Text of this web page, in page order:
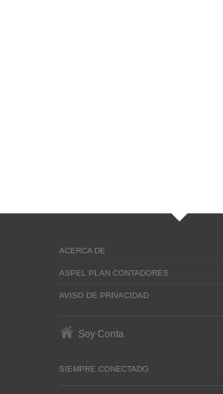
ACERCA DE
ASPEL PLAN CONTADORES
AVISO DE PRIVACIDAD
Soy Conta
SIEMPRE CONECTADO